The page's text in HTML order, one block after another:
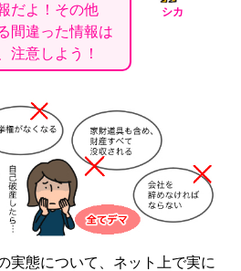
シカ
だよ！その他
間違った情報は
注意しよう！
実態について、ネット上で実に